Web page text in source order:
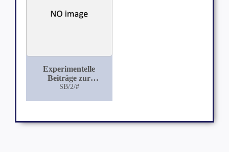
Experimentelle
Beiträge zur
Chloroform-
SB/2/#